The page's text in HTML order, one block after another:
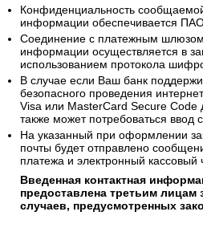
Конфиденциальность
информации обеспечивается
Соединение с платежным
информации осуществляется в
использованием протокола
В случае если Ваш банк
безопасного проведения
Visa или MasterCard Secure Code
также может потребоваться ввод
На указанный при оформлении
почты будет отправлено
платежа и электронный кассовый
Введенная контактная
предоставлена третьим лицам
случаев, предусмотренных